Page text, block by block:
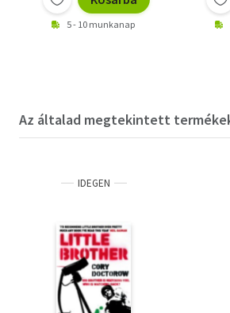
5 - 10 munkanap
Az általad megtekintett
IDEGEN